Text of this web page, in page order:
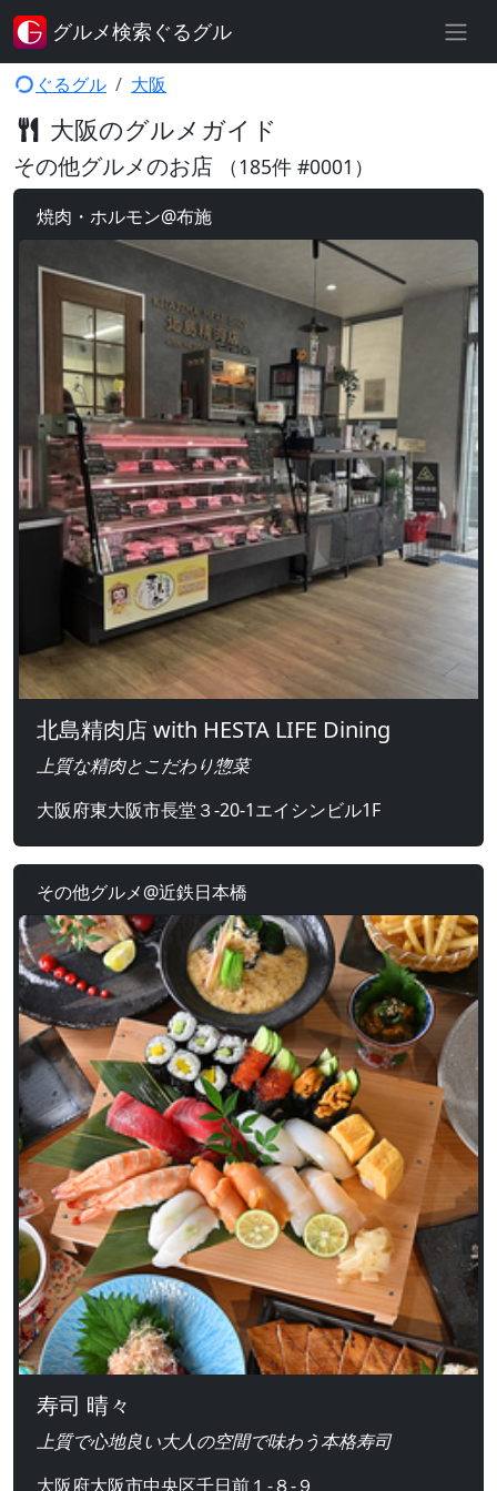
ぐるグル 大阪
大阪のグルメガイド
その他グルメのお店 （185件 #0001）
焼肉・ホルモン@布施
北島精肉店 with HESTA LIFE Dining
上質な精肉とこだわり惣菜
大阪府東大阪市長堂３-20-1エイシンビル1F
その他グルメ@近鉄日本橋
寿司 晴々
上質で心地良い大人の空間で味わう本格寿司
大阪府大阪市中央区千日前１-８-９
グルメ検索ぐるグル